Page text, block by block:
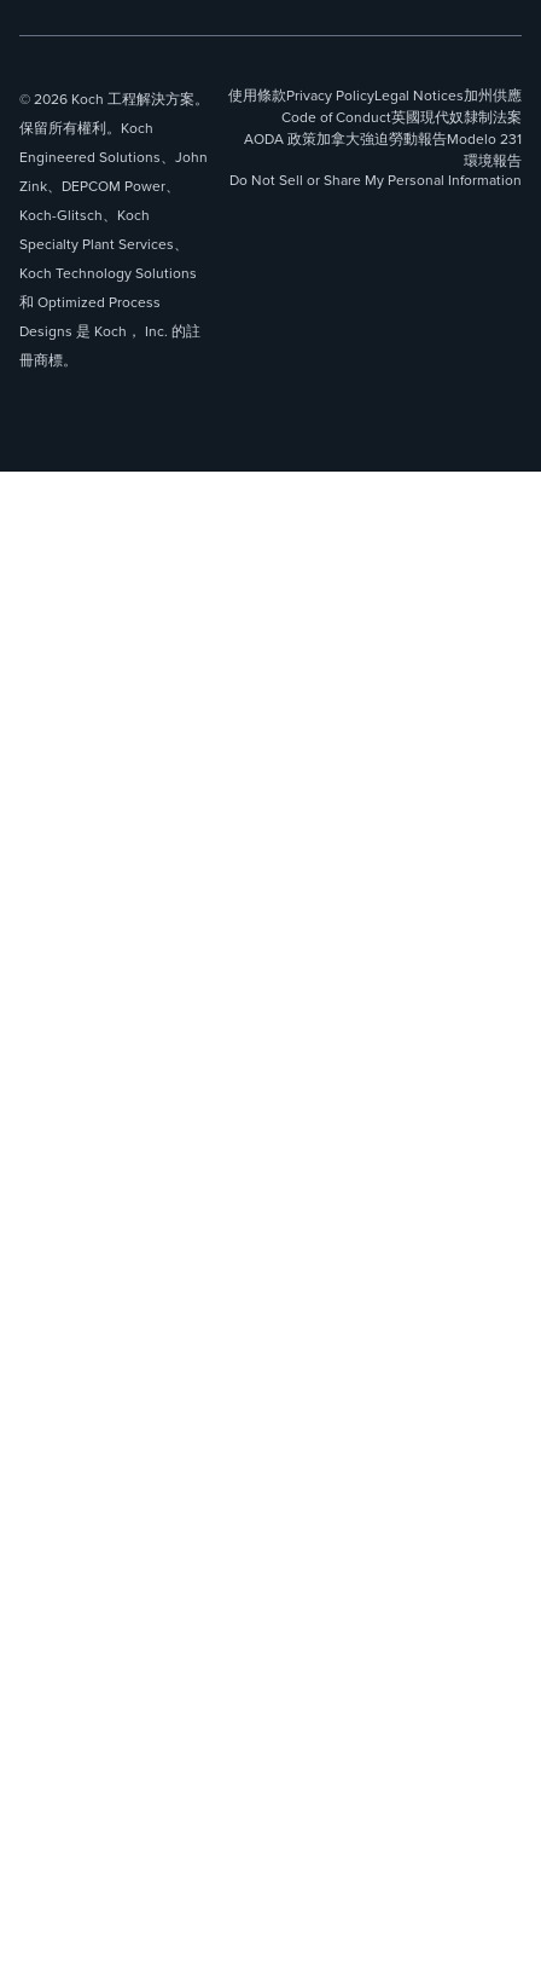
© 2026 Koch 工程解決方案。
保留所有權利。Koch
Engineered Solutions、John
Zink、DEPCOM Power、
Koch-Glitsch、Koch
Specialty Plant Services、
Koch Technology Solutions
和 Optimized Process
Designs 是 Koch， Inc. 的註
冊商標。
使用條款Privacy PolicyLegal Notices加州供應
Code of Conduct英國現代奴隸制法案
AODA 政策加拿大強迫勞動報告Modelo 231
環境報告
Do Not Sell or Share My Personal Information